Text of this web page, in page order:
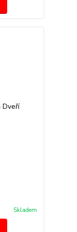
Skladem